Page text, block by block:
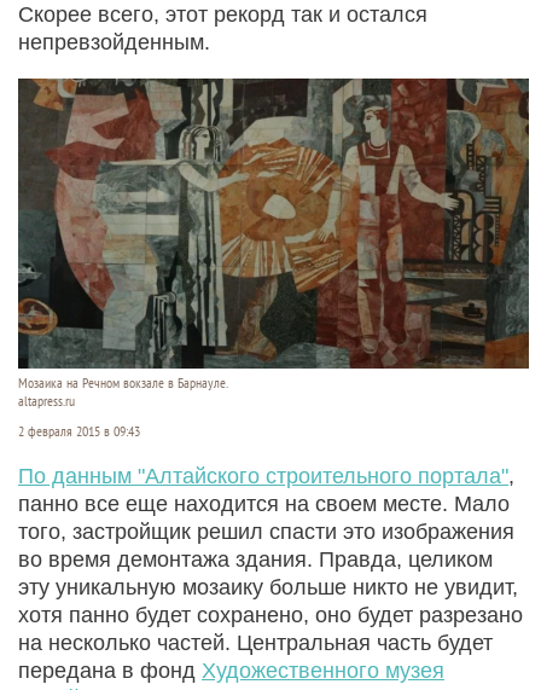
Скорее всего, этот рекорд так и остался
непревзойденным.
Мозаика на Речном вокзале в Барнауле.
altapress.ru
2 февраля 2015 в 09:43
По данным "Алтайского строительного портала",
панно все еще находится на своем месте. Мало
того, застройщик решил спасти это изображения
во время демонтажа здания. Правда, целиком
эту уникальную мозаику больше никто не увидит,
хотя панно будет сохранено, оно будет разрезано
на несколько частей. Центральная часть будет
передана в фонд Художественного музея